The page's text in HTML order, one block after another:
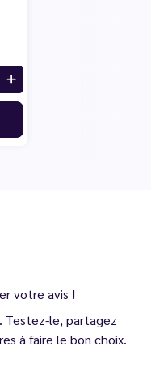
votre avis !
Testez-le, partagez
à faire le bon choix.